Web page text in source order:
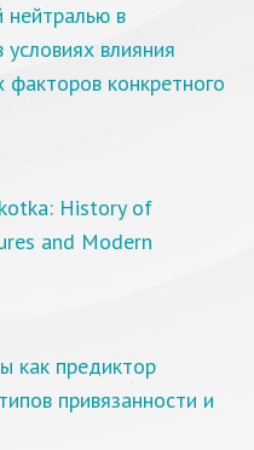
нейтралью в
влияния
конкретного
History of
and Modern
как предиктор
привязанности и